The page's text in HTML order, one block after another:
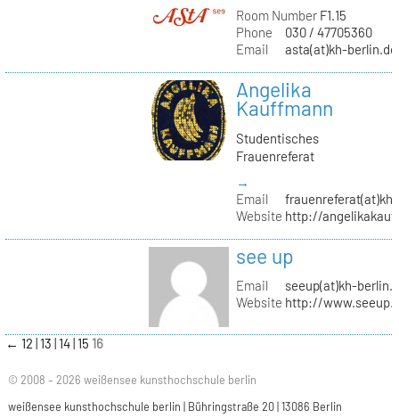
Room NumberF1.15
Phone
030 / 47705360
Email
asta(at)kh-berlin.de
Angelika
Kauffmann
Studentisches
Frauenreferat
→
Email
Website http://
see up
Email
seeup(at)kh-
Website http://
← 12 13 14 15 16
© 2008 – 2026 weißensee kunsthochschule berlin
weißensee kunsthochschule berlin | Bühringstraße 20 | 13086 Berlin